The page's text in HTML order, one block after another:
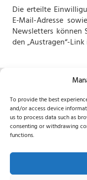
To provide the best
and/or access device
us to process data such as
consenting or withdrawing
functions.
Die erteilte
E‑Mail-Adresse
Newsletters können
den „Austragen“-
REICHARDT
Frankfurt and London
German contact:+49
English contact:
+44
imprint